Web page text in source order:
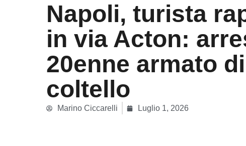
Napoli, turista
in via Acton:
20enne armato di
coltello
Marino Ciccarelli Luglio 1, 2026